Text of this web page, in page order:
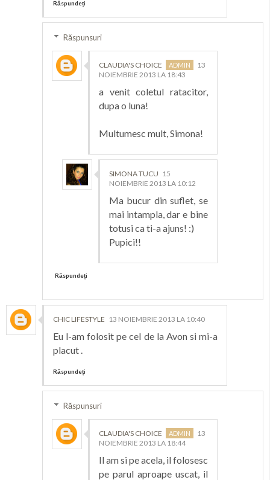
Răspundeți
Răspunsuri
CLAUDIA'S CHOICE
13
NOIEMBRIE 2013 LA 18:43
a venit coletul ratacitor,
dupa o luna!
Multumesc mult, Simona!
SIMONA TUCU 15
NOIEMBRIE 2013 LA 10:12
Ma bucur din suflet, se
mai intampla, dar e bine
totusi ca ti-a ajuns! :)
Pupici!!
Răspundeți
CHIC LIFESTYLE 13 NOIEMBRIE 2013 LA 10:40
Eu l-am folosit pe cel de la Avon si mi-a
placut .
Răspundeți
Răspunsuri
CLAUDIA'S CHOICE
13
NOIEMBRIE 2013 LA 18:44
Il am si pe acela, il folosesc
pe parul aproape uscat, il